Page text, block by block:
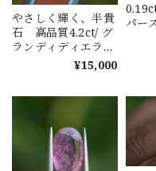
やさしく輝く、半貴
石 高品質4.2ct/ グ
ランディディエライ
¥15,000
パー